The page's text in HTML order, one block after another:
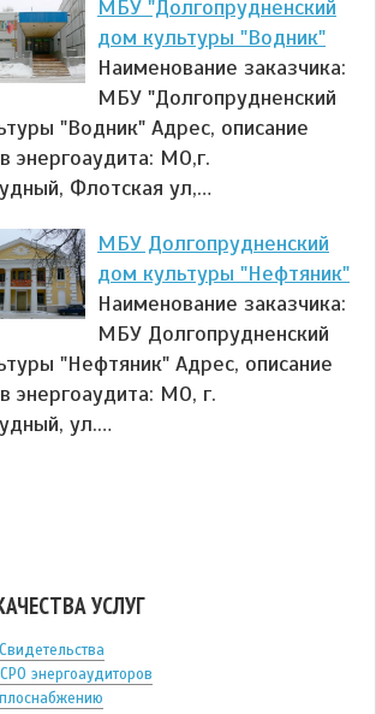
МБУ "Долгопрудненский
дом культуры "Водник"
Наименование заказчика:
МБУ "Долгопрудненский
"Водник" Адрес, описание
энергоаудита: МО,г.
Флотская ул,…
МБУ Долгопрудненский
дом культуры "Нефтяник"
Наименование заказчика:
МБУ Долгопрудненский
"Нефтяник" Адрес, описание
энергоаудита: МО, г.
ул.…
УСЛУГ
энергоаудиторов